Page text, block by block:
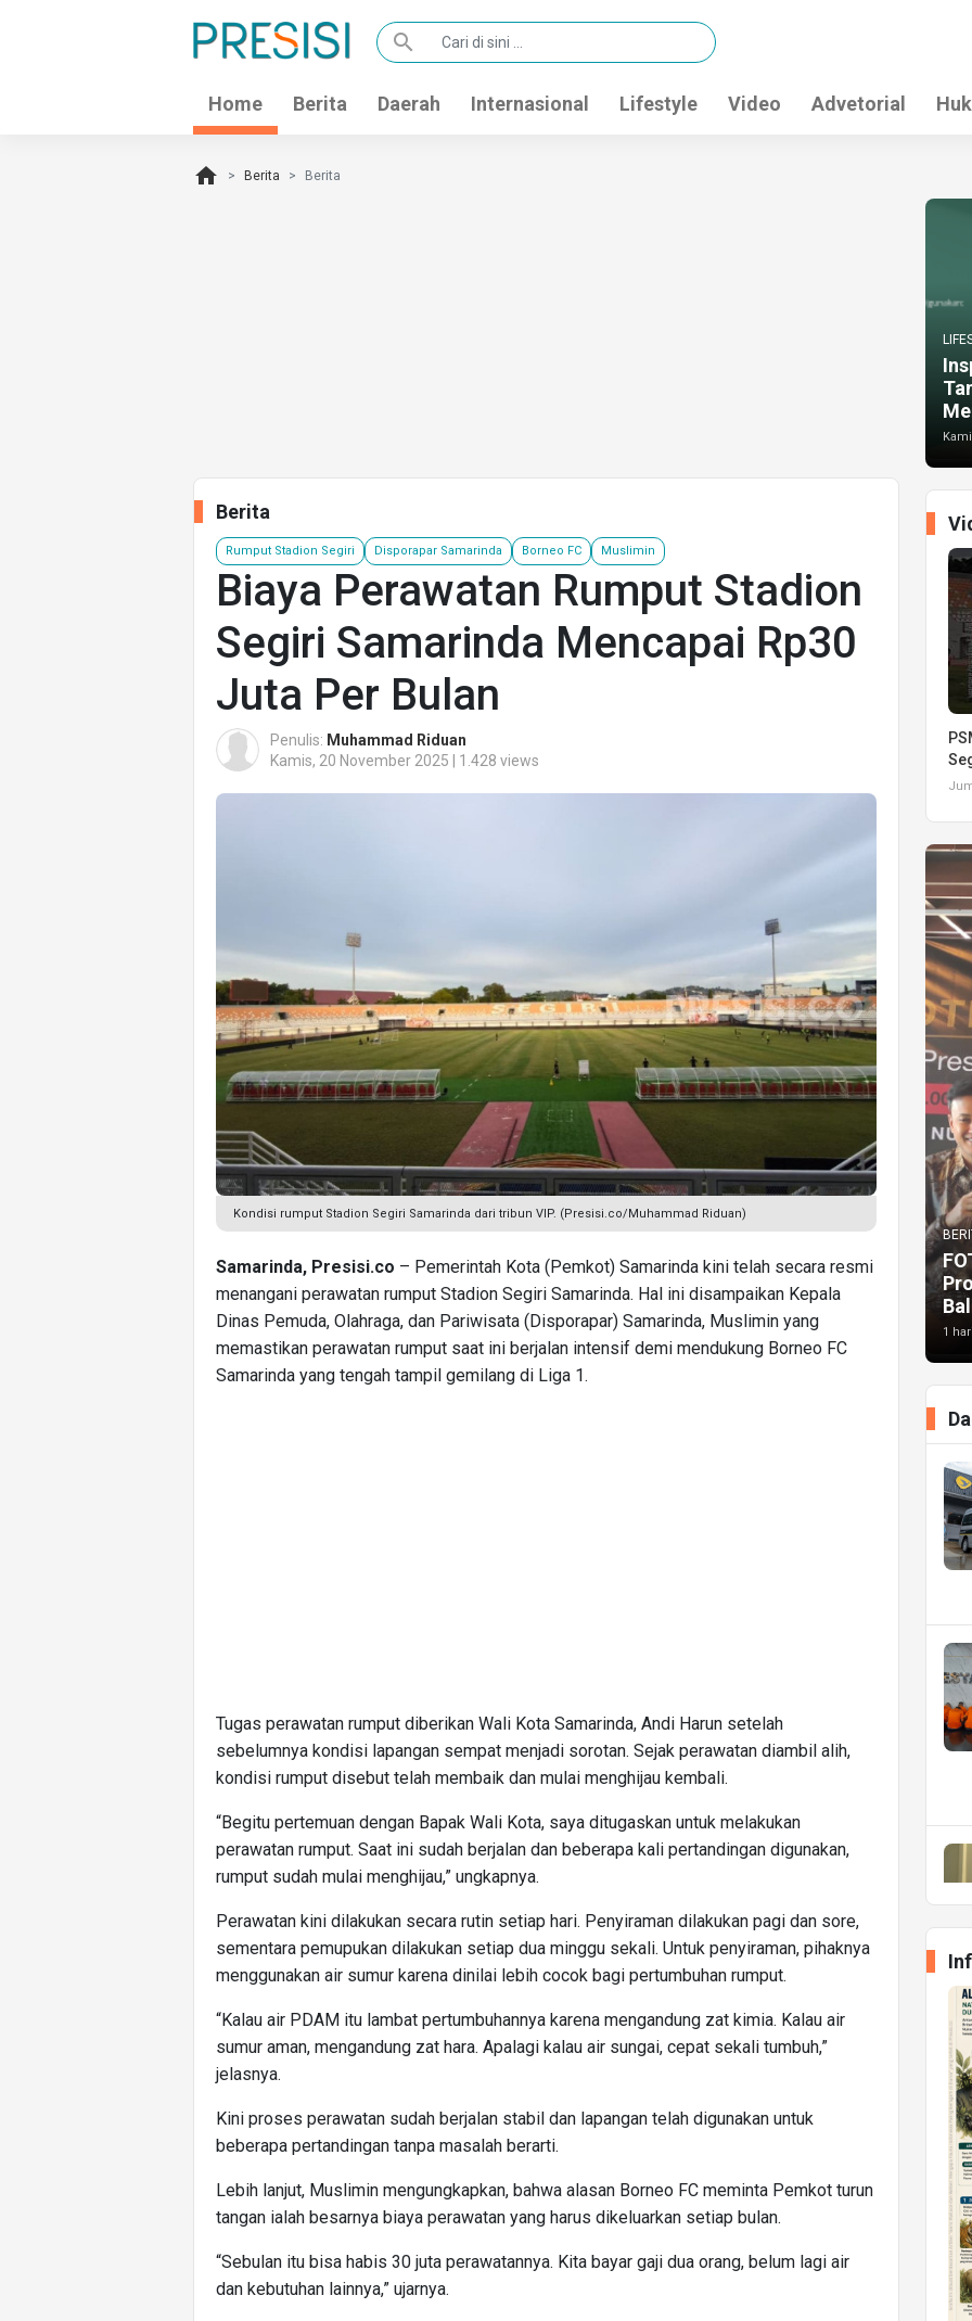
search
Home Berita Daerah Internasional Lifestyle Video Advetorial
home Berita Berita
Berita
Rumput Stadion Segiri Disporapar Samarinda Borneo FC Muslimin
Biaya Perawatan Rumput Stadion
Segiri Samarinda Mencapai Rp30
Juta Per Bulan
Penulis: Muhammad Riduan
Kamis, 20 November 2025 | 1.428 views
Kondisi rumput Stadion Segiri Samarinda dari tribun VIP. (Presisi.co/Muhammad Riduan)
Samarinda, Presisi.co – Pemerintah Kota (Pemkot) Samarinda kini telah secara resmi
menangani perawatan rumput Stadion Segiri Samarinda. Hal ini disampaikan Kepala
Dinas Pemuda, Olahraga, dan Pariwisata (Disporapar) Samarinda, Muslimin yang
memastikan perawatan rumput saat ini berjalan intensif demi mendukung Borneo FC
Samarinda yang tengah tampil gemilang di Liga 1.
Tugas perawatan rumput diberikan Wali Kota Samarinda, Andi Harun setelah
sebelumnya kondisi lapangan sempat menjadi sorotan. Sejak perawatan diambil alih,
kondisi rumput disebut telah membaik dan mulai menghijau kembali.
“Begitu pertemuan dengan Bapak Wali Kota, saya ditugaskan untuk melakukan
perawatan rumput. Saat ini sudah berjalan dan beberapa kali pertandingan digunakan,
rumput sudah mulai menghijau,” ungkapnya.
Perawatan kini dilakukan secara rutin setiap hari. Penyiraman dilakukan pagi dan sore,
sementara pemupukan dilakukan setiap dua minggu sekali. Untuk penyiraman, pihaknya
menggunakan air sumur karena dinilai lebih cocok bagi pertumbuhan rumput.
“Kalau air PDAM itu lambat pertumbuhannya karena mengandung zat kimia. Kalau air
sumur aman, mengandung zat hara. Apalagi kalau air sungai, cepat sekali tumbuh,”
jelasnya.
Kini proses perawatan sudah berjalan stabil dan lapangan telah digunakan untuk
beberapa pertandingan tanpa masalah berarti.
Lebih lanjut, Muslimin mengungkapkan, bahwa alasan Borneo FC meminta Pemkot turun
tangan ialah besarnya biaya perawatan yang harus dikeluarkan setiap bulan.
“Sebulan itu bisa habis 30 juta perawatannya. Kita bayar gaji dua orang, belum lagi air
dan kebutuhan lainnya,” ujarnya.
1